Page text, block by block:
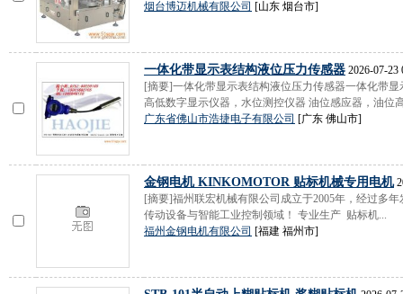
烟台博迈机械有限公司 [山东 烟台市]
一体化带显示表结构液位压力传感器 2026-07-23
[摘要]一体化带显示表结构液位压力传感器一体化带
高低数字显示仪器，水位测控仪器 油位感应器，油位
广东省佛山市浩捷电子有限公司 [广东 佛山市]
金钢电机 KINKOMOTOR 贴标机械专用电机
[摘要]福州联宏机械有限公司成立于2005年，经过多
传动设备与智能工业控制领域！ 专业生产 贴标机...
福州金钢电机有限公司 [福建 福州市]